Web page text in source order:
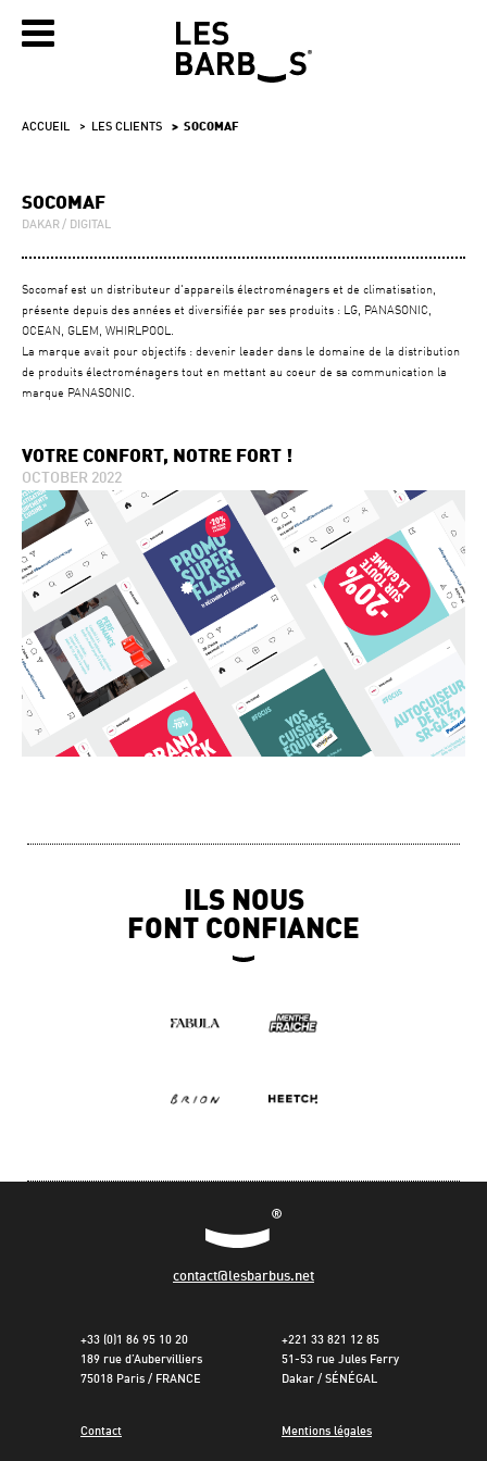
ACCUEIL LES CLIENTS SOCOMAF
SOCOMAF
DAKAR DIGITAL
Socomaf est un distributeur d'appareils électroménagers et de climatisation,
présente depuis des années et diversifiée par ses produits : LG, PANASONIC,
OCEAN, GLEM, WHIRLPOOL.
La marque avait pour objectifs : devenir leader dans le domaine de la distribution
de produits électroménagers tout en mettant au coeur de sa communication la
marque PANASONIC.
VOTRE CONFORT, NOTRE FORT !
OCTOBER 2022
ILS NOUS
FONT CONFIANCE
contact@lesbarbus.net
+33 (0)1 86 95 10 20
189 rue d’Aubervilliers
75018 Paris / FRANCE
+221 33 821 12 85
51-53 rue Jules Ferry
Dakar / SÉNÉGAL
Contact Mentions légales